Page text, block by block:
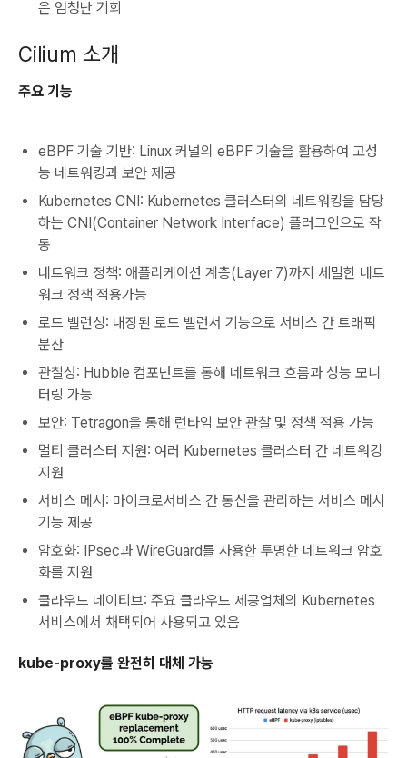
은 엄청난 기회
Cilium 소개
주요 기능
eBPF 기술 기반: Linux 커널의 eBPF 기술을 활용하여 고성
능 네트워킹과 보안 제공
Kubernetes CNI: Kubernetes 클러스터의 네트워킹을 담당
하는 CNI(Container Network Interface) 플러그인으로 작
동
네트워크 정책: 애플리케이션 계층(Layer 7)까지 세밀한 네트
워크 정책 적용가능
로드 밸런싱: 내장된 로드 밸런서 기능으로 서비스 간 트래픽
분산
관찰성: Hubble 컴포넌트를 통해 네트워크 흐름과 성능 모니
터링 가능
보안: Tetragon을 통해 런타임 보안 관찰 및 정책 적용 가능
멀티 클러스터 지원: 여러 Kubernetes 클러스터 간 네트워킹
지원
서비스 메시: 마이크로서비스 간 통신을 관리하는 서비스 메시
기능 제공
암호화: IPsec과 WireGuard를 사용한 투명한 네트워크 암호
화를 지원
클라우드 네이티브: 주요 클라우드 제공업체의 Kubernetes
서비스에서 채택되어 사용되고 있음
kube-proxy를 완전히 대체 가능